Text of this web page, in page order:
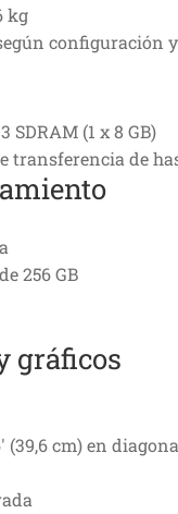
kg
configuración
SDRAM (1 x 8 GB)
transferencia de
256 GB
gráficos
(39,6 cm) en